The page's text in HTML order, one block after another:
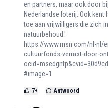
en partners, maar ook door
Nederlandse loterij. Ook
toe aan vrijwilligers die zich
natuurbehoud.'
https://www.msn.com/nl-nl/
cultuurfonds-verrast-door-
#image=1
7+ Antwoord